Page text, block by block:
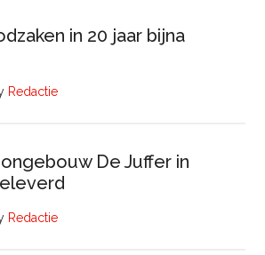
in 20 jaar bijna
Redactie
De Juffer in
Redactie